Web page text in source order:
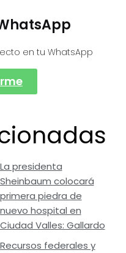
en tu WhatsApp
La presidenta
Sheinbaum colocará
primera piedra de
nuevo hospital en
Ciudad Valles: Gallardo
Recursos federales y